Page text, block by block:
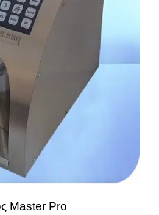
Master Pro